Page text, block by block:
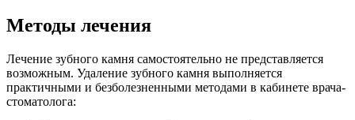
Методы лечения
Лечение зубного камня самостоятельно не представляется
возможным. Удаление зубного камня выполняется
практичными и безболезненными методами в кабинете врача-
стоматолога: